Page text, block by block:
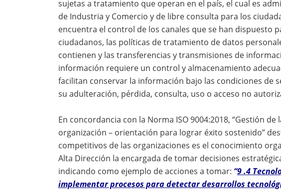
sujetas a tratamiento que operan en el país, el cual es
de Industria y Comercio y de libre consulta para los
encuentra el control de los canales que se han dispuesto
ciudadanos, las políticas de tratamiento de datos
contienen y las transferencias y transmisiones de
información requiere un control y almacenamiento
facilitan conservar la información bajo las condiciones de
su adulteración, pérdida, consulta, uso o acceso no
En concordancia con la Norma ISO 9004:2018, “Gestión de
organización – orientación para lograr éxito sostenido”
competitivos de las organizaciones es el conocimiento
Alta Dirección la encargada de tomar decisiones
indicando como ejemplo de acciones a tomar: “9 .4
implementar procesos para detectar desarrollos